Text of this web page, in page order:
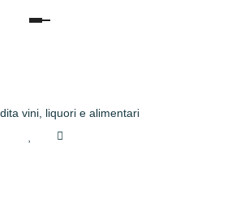
navigazione